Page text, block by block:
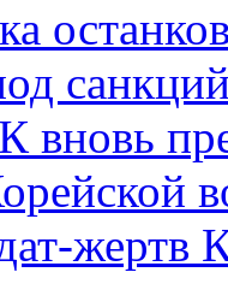
вновь
жертв